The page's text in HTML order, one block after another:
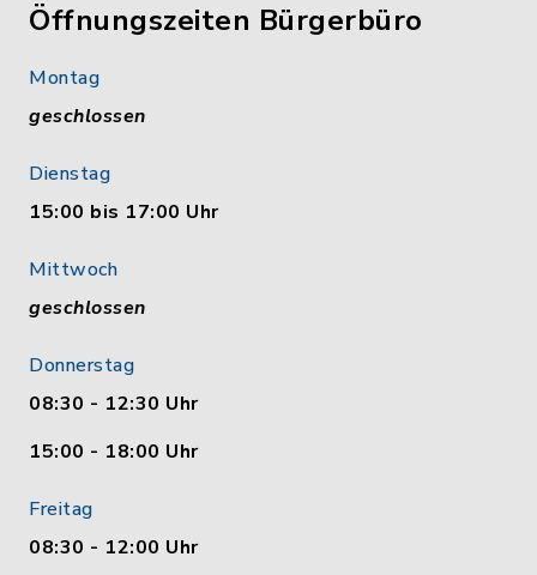
Öffnungszeiten Bürgerbüro
Montag
geschlossen
Dienstag
15:00 bis 17:00 Uhr
Mittwoch
geschlossen
Donnerstag
08:30 - 12:30 Uhr
15:00 - 18:00 Uhr
Freitag
08:30 - 12:00 Uhr